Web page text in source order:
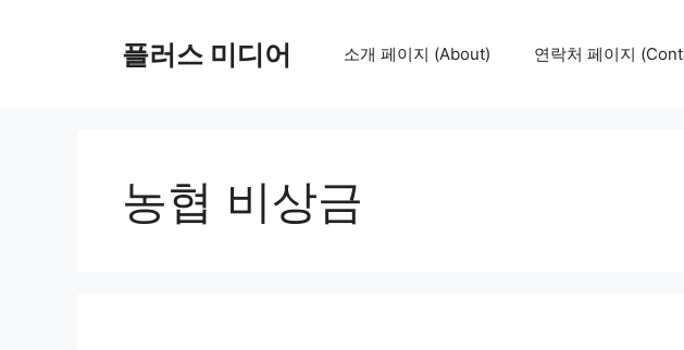
플러스 미디어 소개 페이지 (About) 연락처 페이지
농협 비상금